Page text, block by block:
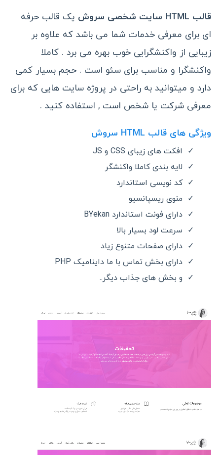
قالب HTML سایت شخصی سروش
یک قالب حرفه
ای برای معرفی خدمات شما می باشد که علاوه بر
زیبایی از واکنشگرایی خوب بهره می برد . کاملا
واکنشگرا و مناسب برای سئو است . حجم بسیار کمی
دارد و میتوانید به راحتی در پروژه سایت هایی که برای
معرفی شرکت یا شخص است , استفاده کنید .
ویژگی های قالب HTML سروش
افکت های زیبای CSS و JS
لایه بندی کاملا واکنشگر
کد نویسی استاندارد
منوی ریسپانسیو
دارای فونت استاندارد BYekan
سرعت لود بسیار بالا
دارای صفحات متنوع زیاد
دارای بخش تماس با ما داینامیک PHP
و بخش های جذاب دیگر..